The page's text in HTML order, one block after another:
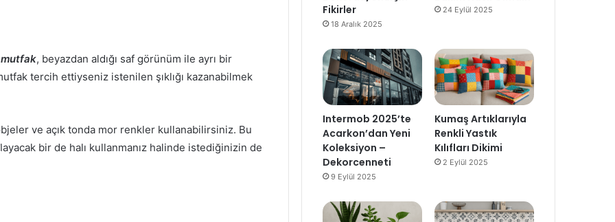
, beyazdan aldığı saf görünüm ile ayrı bir
tercih ettiyseniz istenilen şıklığı kazanabilmek
ve açık tonda mor renkler kullanabilirsiniz. Bu
bir de halı kullanmanız halinde istediğinizin de
Fikirler
18 Aralık 2025
24 Eylül 2025
Intermob 2025’te
Acarkon’dan Yeni
Koleksiyon –
Dekorcenneti
9 Eylül 2025
Kumaş Artıklarıyla
Renkli Yastık
Kılıfları Dikimi
2 Eylül 2025